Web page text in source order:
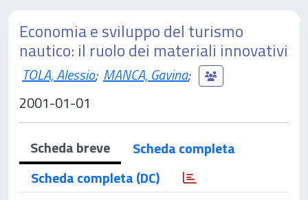
Economia e sviluppo del turismo
nautico: il ruolo dei materiali innovativi
TOLA, Alessio; MANCA, Gavina;
2001-01-01
Scheda breve
Scheda completa
Scheda completa (DC)